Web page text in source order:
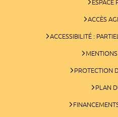
ESPACE
ACCÈS
ACCESSIBILITÉ :
PROTECTION
PLAN